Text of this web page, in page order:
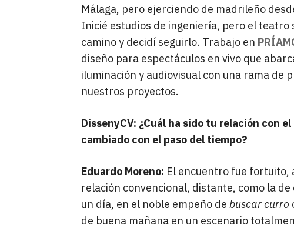
Málaga, pero ejerciendo de madrileño
Inicié estudios de ingeniería, pero el teatro
camino y decidí seguirlo. Trabajo en
diseño para espectáculos en vivo que
iluminación y audiovisual con una rama de
nuestros proyectos.
DissenyCV: ¿Cuál ha sido tu relación con
cambiado con el paso del tiempo?
Eduardo Moreno: El encuentro fue fortuito,
relación convencional, distante, como la
un día, en el noble empeño de buscar curro
de buena mañana en un escenario